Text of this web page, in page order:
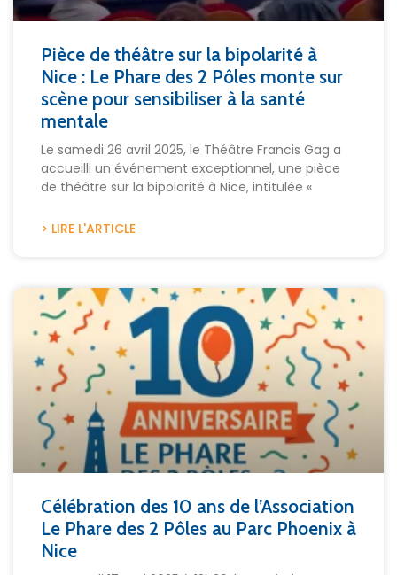
Pièce de théâtre sur la bipolarité à
Nice : Le Phare des 2 Pôles monte sur
scène pour sensibiliser à la santé
mentale
Le samedi 26 avril 2025, le Théâtre Francis Gag a
accueilli un événement exceptionnel, une pièce
de théâtre sur la bipolarité à Nice, intitulée «
> LIRE L'ARTICLE
Célébration des 10 ans de l’Association
Le Phare des 2 Pôles au Parc Phoenix à
Nice